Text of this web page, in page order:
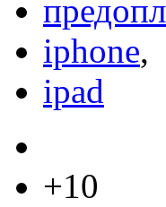
iphone,
ipad
+10